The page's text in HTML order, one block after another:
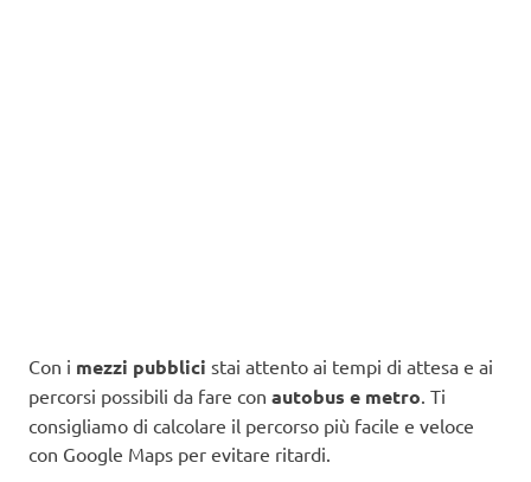
Con i mezzi pubblici stai attento ai tempi di attesa e ai
percorsi possibili da fare con autobus e metro. Ti
consigliamo di calcolare il percorso più facile e veloce
con Google Maps per evitare ritardi.